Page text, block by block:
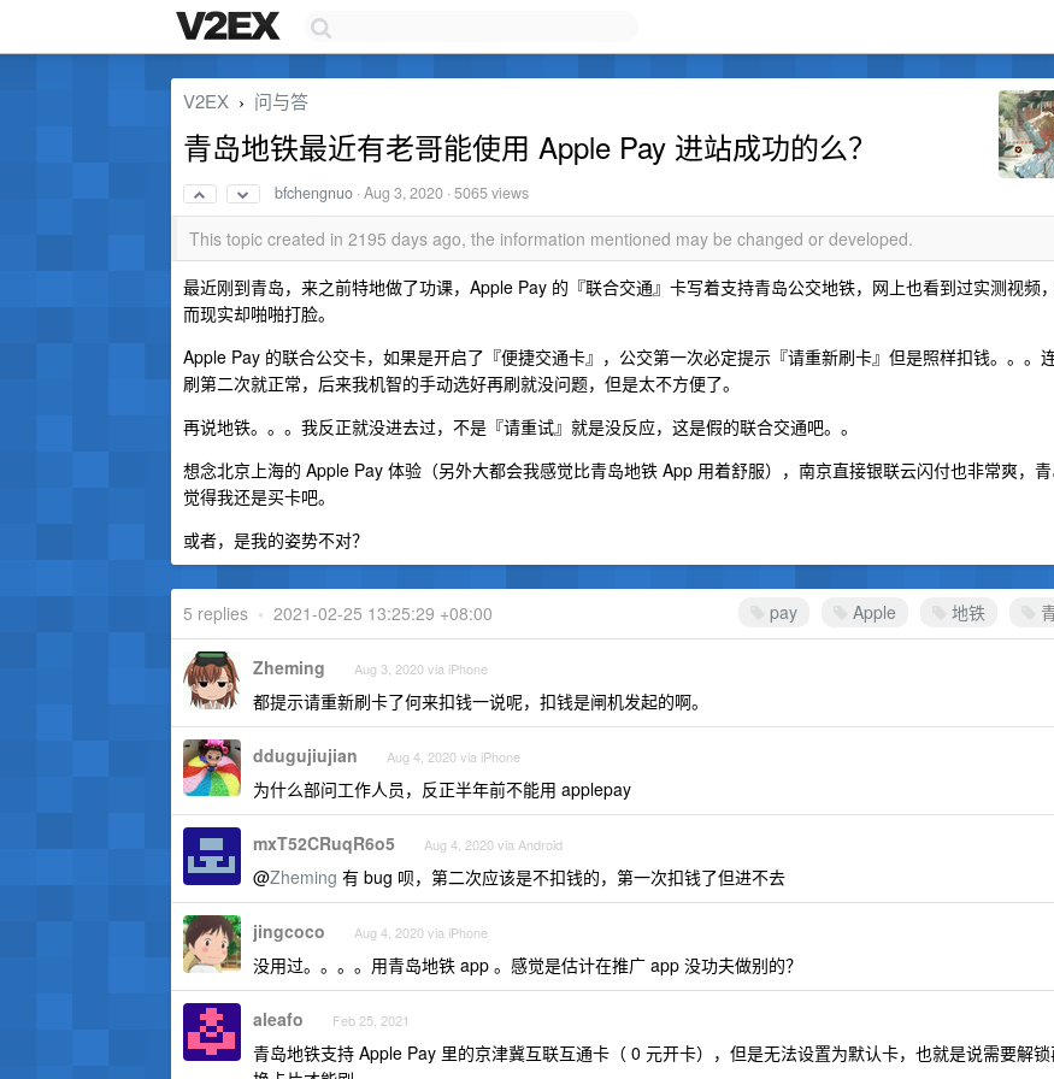
V2EX › 问与答
青岛地铁最近有老哥能使用 Apple Pay 进站成功的么？
bfchengnuo ·Aug 3, 2020 · 5065 views
This topic created in 2195 days ago, the information mentioned may be changed or developed.
最近刚到青岛，来之前特地做了功课，Apple Pay 的『联合交通』卡写着支持青岛公交地铁，网上也看到过实测视频
而现实却啪啪打脸。
Apple Pay 的联合公交卡，如果是开启了『便捷交通卡』，公交第一次必定提示『请重新刷卡』但是照样扣钱。。。
刷第二次就正常，后来我机智的手动选好再刷就没问题，但是太不方便了。
再说地铁。。。我反正就没进去过，不是『请重试』就是没反应，这是假的联合交通吧。。
想念北京上海的 Apple Pay 体验（另外大都会我感觉比青岛地铁 App 用着舒服），南京直接银联云闪付也非常爽，
觉得我还是买卡吧。
或者，是我的姿势不对？
pay Apple 地铁
5 replies • 2021-02-25 13:25:29 +08:00
Zheming Aug 3, 2020 via iPhone
都提示请重新刷卡了何来扣钱一说呢，扣钱是闸机发起的啊。
ddugujiujian Aug 4, 2020 via iPhone
为什么部问工作人员，反正半年前不能用 applepay
mxT52CRuqR6o5 Aug 4, 2020 via Android
@Zheming 有 bug 呗，第二次应该是不扣钱的，第一次扣钱了但进不去
jingcoco Aug 4, 2020 via iPhone
没用过。。。。用青岛地铁 app 。感觉是估计在推广 app 没功夫做别的？
aleafo Feb 25, 2021
青岛地铁支持 Apple Pay 里的京津冀互联互通卡（ 0 元开卡），但是无法设置为默认卡，也就是说需要解